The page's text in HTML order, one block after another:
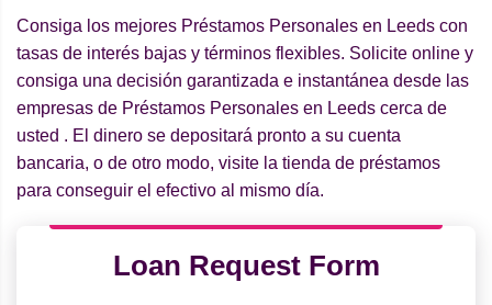
Consiga los mejores Préstamos Personales en Leeds con
tasas de interés bajas y términos flexibles. Solicite online y
consiga una decisión garantizada e instantánea desde las
empresas de Préstamos Personales en Leeds cerca de
usted . El dinero se depositará pronto a su cuenta
bancaria, o de otro modo, visite la tienda de préstamos
para conseguir el efectivo al mismo día.
Loan Request Form